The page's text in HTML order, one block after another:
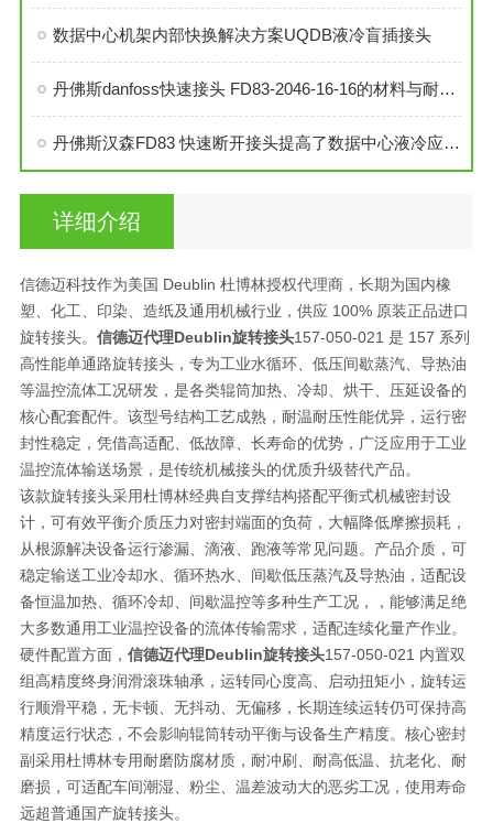
数据中心机架内部快换解决方案UQDB液冷盲插接头
丹佛斯danfoss快速接头 FD83-2046-16-16的材料与耐用性分析
丹佛斯汉森FD83 快速断开接头提高了数据中心液冷应用的效率
详细介绍
信德迈科技作为美国 Deublin 杜博林授权代理商，长期为国内橡
塑、化工、印染、造纸及通用机械行业，供应 100% 原装正品进口
旋转接头。 信德迈代理Deublin旋转接头157-050-021 是 157 系列
高性能单通路旋转接头，专为工业水循环、低压间歇蒸汽、导热油
等温控流体工况研发，是各类辊筒加热、冷却、烘干、压延设备的
核心配套配件。该型号结构工艺成熟，耐温耐压性能优异，运行密
封性稳定，凭借高适配、低故障、长寿命的优势，广泛应用于工业
温控流体输送场景，是传统机械接头的优质升级替代产品。
该款旋转接头采用杜博林经典自支撑结构搭配平衡式机械密封设
计，可有效平衡介质压力对密封端面的负荷，大幅降低摩擦损耗，
从根源解决设备运行渗漏、滴液、跑液等常见问题。产品介质，可
稳定输送工业冷却水、循环热水、间歇低压蒸汽及导热油，适配设
备恒温加热、循环冷却、间歇温控等多种生产工况，，能够满足绝
大多数通用工业温控设备的流体传输需求，适配连续化量产作业。
硬件配置方面， 信德迈代理Deublin旋转接头157-050-021 内置双
组高精度终身润滑滚珠轴承，运转同心度高、启动扭矩小，旋转运
行顺滑平稳，无卡顿、无抖动、无偏移，长期连续运转仍可保持高
精度运行状态，不会影响辊筒转动平衡与设备生产精度。核心密封
副采用杜博林专用耐磨防腐材质，耐冲刷、耐高低温、抗老化、耐
磨损，可适配车间潮湿、粉尘、温差波动大的恶劣工况，使用寿命
远超普通国产旋转接头。